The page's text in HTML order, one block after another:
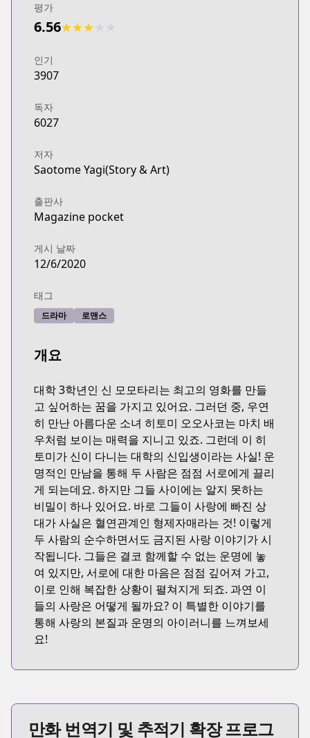
평가
6.56★★★
인기
3907
독자
6027
저자
Saotome Yagi(Story & Art)
출판사
Magazine pocket
게시 날짜
12/6/2020
태그
드라마 로맨스
개요
대학 3학년인 신 모모타리는 최고의 영화를 만들
고 싶어하는 꿈을 가지고 있어요. 그러던 중, 우연
히 만난 아름다운 소녀 히토미 오오사코는 마치 배
우처럼 보이는 매력을 지니고 있죠. 그런데 이 히
토미가 신이 다니는 대학의 신입생이라는 사실! 운
명적인 만남을 통해 두 사람은 점점 서로에게 끌리
게 되는데요. 하지만 그들 사이에는 알지 못하는
비밀이 하나 있어요. 바로 그들이 사랑에 빠진 상
대가 사실은 혈연관계인 형제자매라는 것! 이렇게
두 사람의 순수하면서도 금지된 사랑 이야기가 시
작됩니다. 그들은 결코 함께할 수 없는 운명에 놓
여 있지만, 서로에 대한 마음은 점점 깊어져 가고,
이로 인해 복잡한 상황이 펼쳐지게 되죠. 과연 이
들의 사랑은 어떻게 될까요? 이 특별한 이야기를
통해 사랑의 본질과 운명의 아이러니를 느껴보세
요!
만화 번역기 및 추적기 확장 프로그